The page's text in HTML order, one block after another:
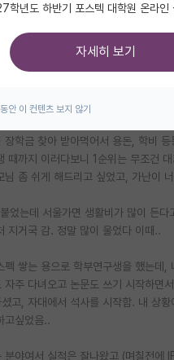
게시판
학원 합격 후기 게시판
격 후기 게시판
홍보 게시판
용 정보 게시판
보 게시판
판
게시판
공임대주택 사는 기초수급자고, 빚은
서 하루하루 위태로움. 당연히 노후
고 하루 사는 사람들임.
장학금 찾아 받아먹어서 용돈, 학비
때까지 이러다보니 1순위는 무조건
님 좀 쉬게 해드리고 싶었고, 가난이
었는데 서울가면 생활비가 많이 든다
지거국 감. 정말 많이 울었다 이때..
펙 쌓는 용으로 학부연구생을 했는데,
자주 다녀오고 논문도 쓰기 시작하면
고, 자대에서 석사를 시작함. 내 상황
고싶었음..
분야여서 실적은 잘나왔고 (며칠전에
년도 하반기 포스텍 대학원 온라인
자세히 보기
안 이 컨텐츠 보지 않기